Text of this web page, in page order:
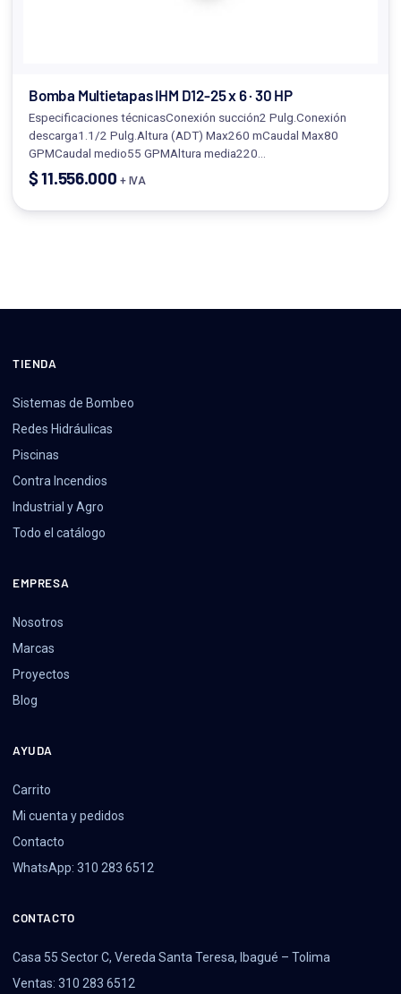
Bomba Multietapas IHM D12-25 x 6 · 30 HP
Especificaciones técnicasConexión succión2 Pulg.Conexión
descarga1.1/2 Pulg.Altura (ADT) Max260 mCaudal Max80
GPMCaudal medio55 GPMAltura media220…
$11.556.000 + IVA
TIENDA
Sistemas de Bombeo
Redes Hidráulicas
Piscinas
Contra Incendios
Industrial y Agro
Todo el catálogo
EMPRESA
Nosotros
Marcas
Proyectos
Blog
AYUDA
Carrito
Mi cuenta y pedidos
Contacto
WhatsApp: 310 283 6512
CONTACTO
Casa 55 Sector C, Vereda Santa Teresa, Ibagué – Tolima
Ventas: 310 283 6512